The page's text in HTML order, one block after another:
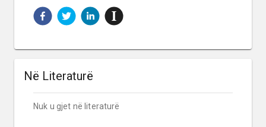
Në Literaturë
Nuk u gjet në literaturë